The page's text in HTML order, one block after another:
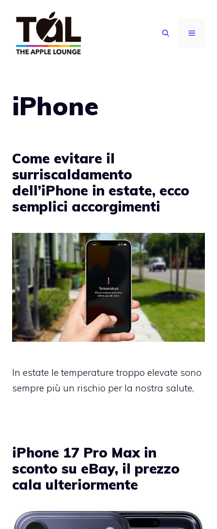
contenuto
MENU
iPhone
Come evitare il
surriscaldamento
dell’iPhone in estate, ecco
semplici accorgimenti
In estate le temperature troppo elevate sono
sempre più un rischio per la nostra salute,
iPhone 17 Pro Max in
sconto su eBay, il prezzo
cala ulteriormente